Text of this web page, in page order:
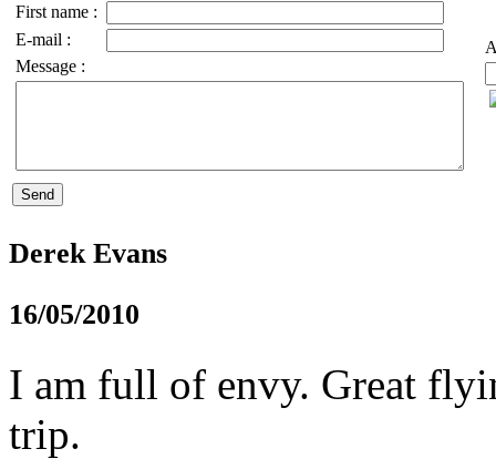
First name :
E-mail :
Message :
Derek Evans
16/05/2010
I am full of envy. Great
trip.